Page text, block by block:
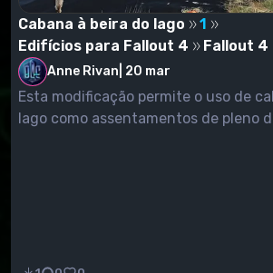
Cabana à beira do lago
1
Edifícios para Fallout 4
Fallout 4
Anne Rivan 20 mar
Esta modificação permite o uso de
lago como assentamentos de pleno